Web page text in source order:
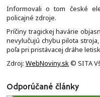
Informovali o tom české
policajné zdroje.
Príčiny tragickej havárie
nevylučujú chybu pilota
poľa pri pristávacej dráhe
Zdroj: WebNoviny.sk© SITA
Odporúčané články